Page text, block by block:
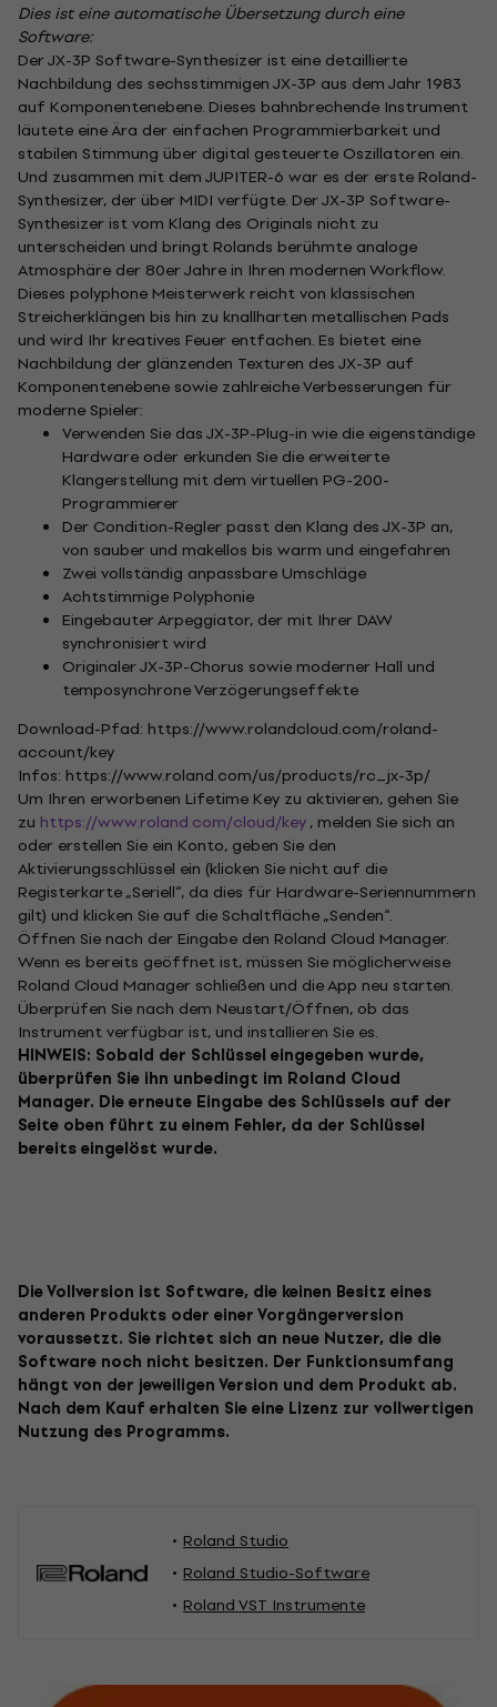
Dies ist eine automatische Übersetzung durch eine
Software:
Der JX-3P Software-Synthesizer ist eine detaillierte
Nachbildung des sechsstimmigen JX-3P aus dem Jahr 1983
auf Komponentenebene. Dieses bahnbrechende Instrument
läutete eine Ära der einfachen Programmierbarkeit und
stabilen Stimmung über digital gesteuerte Oszillatoren ein.
Und zusammen mit dem JUPITER-6 war es der erste Roland-
Synthesizer, der über MIDI verfügte. Der JX-3P Software-
Synthesizer ist vom Klang des Originals nicht zu
unterscheiden und bringt Rolands berühmte analoge
Atmosphäre der 80er Jahre in Ihren modernen Workflow.
Dieses polyphone Meisterwerk reicht von klassischen
Streicherklängen bis hin zu knallharten metallischen Pads
und wird Ihr kreatives Feuer entfachen. Es bietet eine
Nachbildung der glänzenden Texturen des JX-3P auf
Komponentenebene sowie zahlreiche Verbesserungen für
moderne Spieler:
Verwenden Sie das JX-3P-Plug-in wie die eigenständige
Hardware oder erkunden Sie die erweiterte
Klangerstellung mit dem virtuellen PG-200-
Programmierer
Der Condition-Regler passt den Klang des JX-3P an,
von sauber und makellos bis warm und eingefahren
Zwei vollständig anpassbare Umschläge
Achtstimmige Polyphonie
Eingebauter Arpeggiator, der mit Ihrer DAW
synchronisiert wird
Originaler JX-3P-Chorus sowie moderner Hall und
temposynchrone Verzögerungseffekte
Download-Pfad: https://www.rolandcloud.com/roland-
account/key
Infos: https://www.roland.com/us/products/rc_jx-3p/
Um Ihren erworbenen Lifetime Key zu aktivieren, gehen Sie
zu https://www.roland.com/cloud/key, melden Sie sich an
oder erstellen Sie ein Konto, geben Sie den
Aktivierungsschlüssel ein (klicken Sie nicht auf die
Registerkarte „Seriell“, da dies für Hardware-Seriennummern
gilt) und klicken Sie auf die Schaltfläche „Senden“.
Öffnen Sie nach der Eingabe den Roland Cloud Manager.
Wenn es bereits geöffnet ist, müssen Sie möglicherweise
Roland Cloud Manager schließen und die App neu starten.
Überprüfen Sie nach dem Neustart/Öffnen, ob das
Instrument verfügbar ist, und installieren Sie es.
HINWEIS: Sobald der Schlüssel eingegeben wurde,
überprüfen Sie ihn unbedingt im Roland Cloud
Manager. Die erneute Eingabe des Schlüssels auf der
Seite oben führt zu einem Fehler, da der Schlüssel
bereits eingelöst wurde.
Die Vollversion ist Software, die keinen Besitz eines
anderen Produkts oder einer Vorgängerversion
voraussetzt. Sie richtet sich an neue Nutzer, die die
Software noch nicht besitzen. Der Funktionsumfang
hängt von der jeweiligen Version und dem Produkt ab.
Nach dem Kauf erhalten Sie eine Lizenz zur vollwertigen
Nutzung des Programms.
Roland Studio
Roland Studio-Software
Roland VST Instrumente